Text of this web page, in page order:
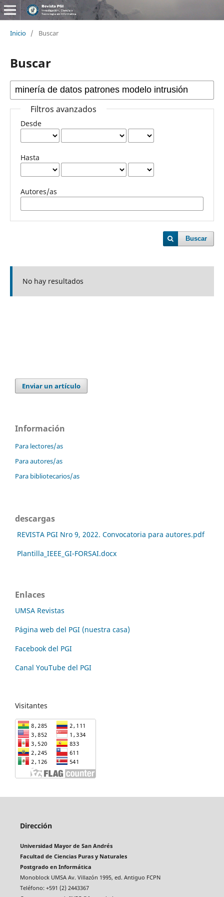
Inicio / Buscar
Buscar
Filtros avanzados
Desde
Hasta
Autores/as
Buscar
No hay resultados
Enviar un artículo
Información
Para lectores/as
Para autores/as
Para bibliotecarios/as
descargas
REVISTA PGI Nro 9, 2022. Convocatoria para autores.pdf
Plantilla_IEEE_GI-FORSAI.docx
Enlaces
UMSA Revistas
Página web del PGI (nuestra casa)
Facebook del PGI
Canal YouTube del PGI
Visitantes
Dirección
Universidad Mayor de San Andrés
Facultad de Ciencias Puras y Naturales
Postgrado en Informática
Monoblock UMSA Av. Villazón 1995, ed. Antiguo FCPN
Teléfono: +591 (2) 2443367